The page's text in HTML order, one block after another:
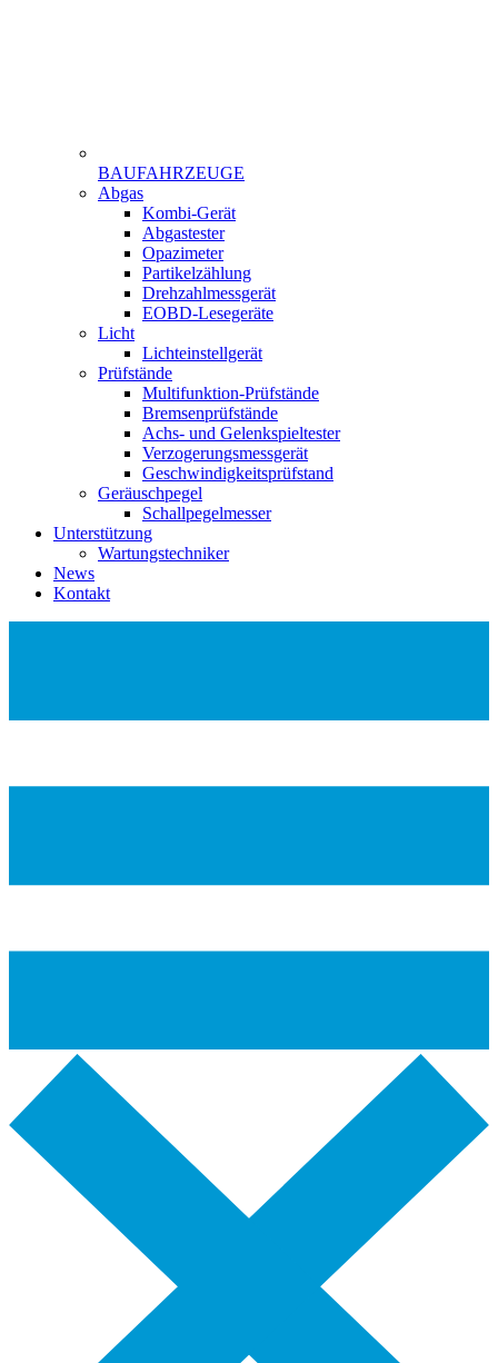
BAUFAHRZEUGE
Menu
Abgas
Kombi-Gerät
Abgastester
Opazimeter
Partikelzählung
Drehzahlmessgerät
EOBD-Lesegeräte
Licht
Lichteinstellgerät
Prüfstände
Multifunktion-Prüfstände
Bremsenprüfstände
Achs- und Gelenkspieltester
Verzogerungsmessgerät
Geschwindigkeitsprüfstand
Geräuschpegel
Schallpegelmesser
Unterstützung
Wartungstechniker
News
Kontakt